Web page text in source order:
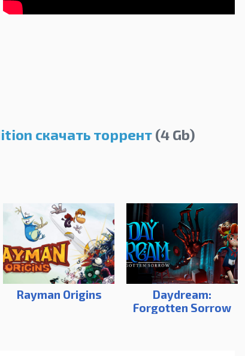
скачать торрент(4 Gb)
Rayman Origins
Daydream:
Forgotten Sorrow